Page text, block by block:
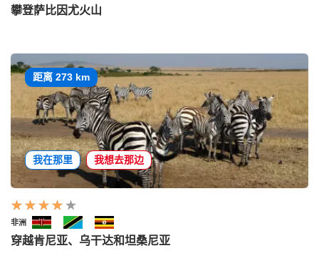
攀登萨比因尤火山
距离 273 km
我在那里 我想去那边
非洲
穿越肯尼亚、乌干达和坦桑尼亚